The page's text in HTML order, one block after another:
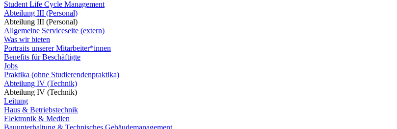
Student Life Cycle Management
Abteilung III (Personal)
Abteilung III (Personal)
Allgemeine Serviceseite (extern)
Was wir bieten
Portraits unserer Mitarbeiter*innen
Benefits für Beschäftigte
Jobs
Praktika (ohne Studierendenpraktika)
Abteilung IV (Technik)
Abteilung IV (Technik)
Leitung
Haus & Betriebstechnik
Elektronik & Medien
Bauunterhaltung & Technisches Gebäudemanagement